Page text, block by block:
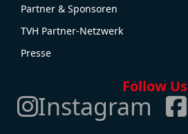
Partner & Sponsoren
TVH Partner-Netzwerk
Presse
Follow Us
Instagram